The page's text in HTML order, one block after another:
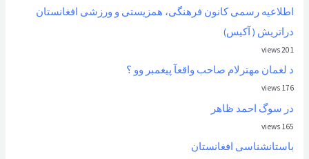
اطلاعیه رسمی کانون فرهنگی، همزیستی و ورزشی افغانستان
دراتریش ( آکیس)
201 views
د لغمان مهترلام صاحب واقعآ پیغمبر وو ؟
176 views
در سوگ احمد ظاهر
165 views
باستانشناسی افغانستان